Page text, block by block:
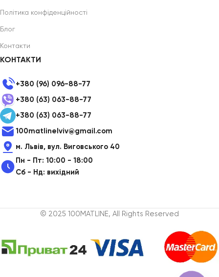
Політика конфіденційності
Блог
Контакти
КОНТАКТИ
+380 (96) 096-88-77
+380 (63) 063-88-77
+380 (63) 063-88-77
100matlinelviv@gmail.com
м. Львів, вул. Виговського 40
Пн - Пт: 10:00 - 18:00
Сб - Нд: вихідний
© 2025 100MATLINE, All Rights Reserved